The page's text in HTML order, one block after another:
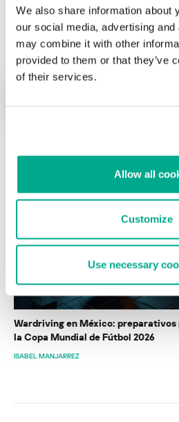
We also share information about
our social media, advertising
may combine it with other
provided to them or that they’ve
of their services.
Allow all
Customize
Use necessary
ÚLTIMAS
Wardriving en México: preparativos
la Copa Mundial de Fútbol 2026
ISABEL MANJARREZ